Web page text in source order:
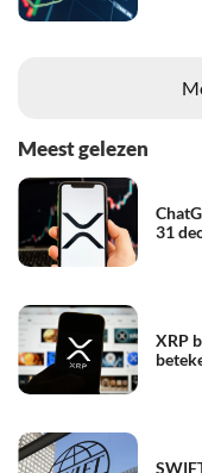
Meest gelezen
31
XRP